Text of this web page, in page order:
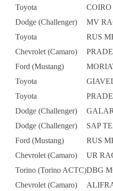
Toyota
Dodge (Challenger)
MV
Toyota
RUS
Chevrolet (Camaro)
Ford (Mustang)
Toyota
Toyota
Dodge (Challenger)
Dodge (Challenger)
SAP
Ford (Mustang)
RUS
Chevrolet (Camaro)
UR
Torino (Torino ACTC)DBG
Chevrolet (Camaro)